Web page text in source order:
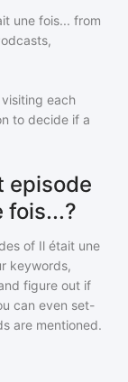
une fois... from
each
to decide if a
episode
fois...?
of Il était une
keywords,
figure out if
can even set-
are mentioned.